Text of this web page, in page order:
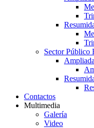
Sector Público
Ampliada
Contactos
Multimedia
Galería
Video